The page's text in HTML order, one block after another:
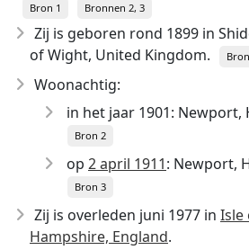
Bron 1 Bronnen 2, 3
Zij is geboren rond 1899 in
of Wight, United Kingdom.
Woonachtig:
in het jaar 1901: Newport,
Bron 2
op 2 april 1911: Newport,
Bron 3
Zij is overleden juni 1977 in Isle
Hampshire, England.